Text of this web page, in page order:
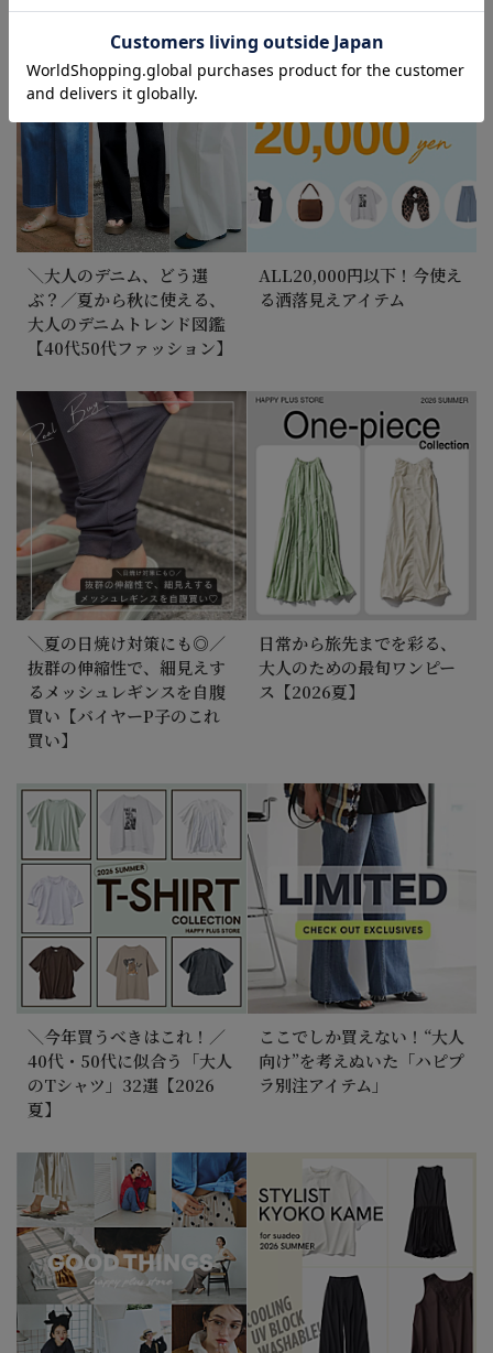
＼大人のデニム、どう選
ぶ？／夏から秋に使える、
大人のデニムトレンド図鑑
【40代50代ファッション】
ALL20,000円以下！今使え
る洒落見えアイテム
＼夏の日焼け対策にも◎／
抜群の伸縮性で、細見えす
るメッシュレギンスを自腹
買い【バイヤーP子のこれ
買い】
日常から旅先までを彩る、
大人のための最旬ワンピー
ス【2026夏】
＼今年買うべきはこれ！／
40代・50代に似合う「大人
のTシャツ」32選【2026
夏】
ここでしか買えない！“大人
向け”を考えぬいた「ハピプ
ラ別注アイテム」